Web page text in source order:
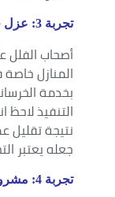
تجربة 3: عزل حراري لسطح فيلا خاصة
أصحاب الفلل
المنازل
بخدمة
التنفيذ
نتيجة
جعله يعتبر
تجربة 4: مشروع تجاري ضخم